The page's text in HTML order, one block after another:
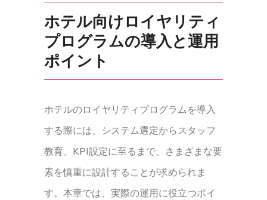
ホテル向けロイヤリティ
プログラムの導入と運用
ポイント
ホテルのロイヤリティプログラムを導入
する際には、システム選定からスタッフ
教育、KPI設定に至るまで、さまざまな要
素を慎重に設計することが求められま
す。本章では、実際の運用に役立つポイ